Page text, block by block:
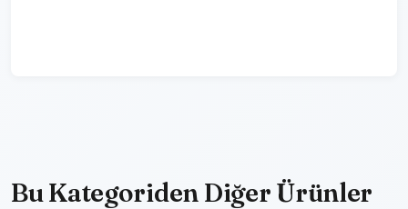
Bu Kategoriden Diğer Ürünler